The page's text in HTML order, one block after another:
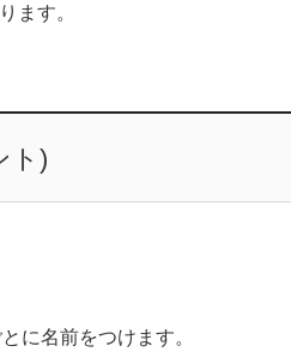
ます。
ト)
に名前をつけます。